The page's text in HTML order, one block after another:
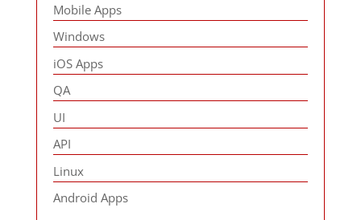
Mobile Apps
Windows
iOS Apps
QA
UI
API
Linux
Android Apps